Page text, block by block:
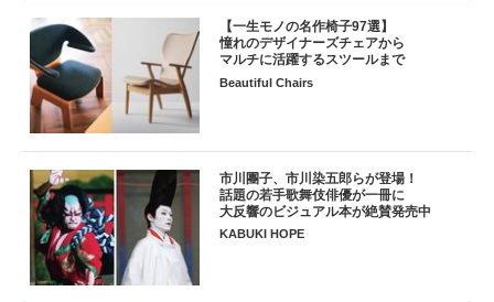
【一生モノの名作椅子97選】
憧れのデザイナーズチェアから
マルチに活躍するスツールまで
Beautiful Chairs
市川團子、市川染五郎らが登場！
話題の若手歌舞伎俳優が一冊に
大反響のビジュアル本が絶賛発売中
KABUKI HOPE